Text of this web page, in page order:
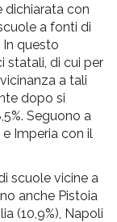
dichiarata con
a fonti di
questo
statali, di cui per
a tali
dopo si
Seguono a
Imperia con il
scuole vicine a
anche Pistoia
(10,9%), Napoli